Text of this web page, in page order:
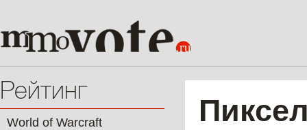
Рейтинг
World of Warcraft